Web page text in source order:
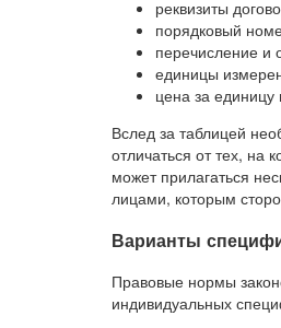
реквизиты
порядковый
перечисление и
единицы
цена за
Вслед за таблицей
отличаться от тех, на
может прилагаться
лицами, которым
Варианты
Правовые нормы
индивидуальных